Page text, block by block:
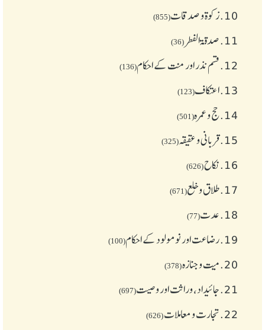
10. زکوة و صدقات(855)
11. صدقۃ الفطر (36)
12. قسم نذر اور منت کے احکام(136)
13. اعتکاف(123)
14. حج و عمرہ(501)
15. قربانی و عقیقہ(325)
16. نکاح(626)
17. طلاق و خلع(671)
18. عدت(77)
19. رضاعت اور نومولود کے احکام(100)
20. میت و جنازہ(378)
21. جائیداد، وراثت اور وصیت(697)
22. تجارت و معاملات(626)